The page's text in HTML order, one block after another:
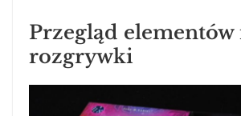
Przegląd elementów
rozgrywki